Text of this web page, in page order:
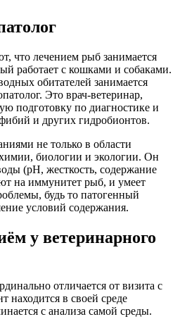
что лечением рыб занимается
работает с кошками и собаками.
обитателей занимается
Это врач-ветеринар,
подготовку по диагностике и
и других гидробионтов.
не только в области
биологии и экологии. Он
(pH, жесткость, содержание
на иммунитет рыб, и умеет
будь то патогенный
условий содержания.
у ветеринарного
отличается от визита с
находится в своей среде
с анализа самой среды.